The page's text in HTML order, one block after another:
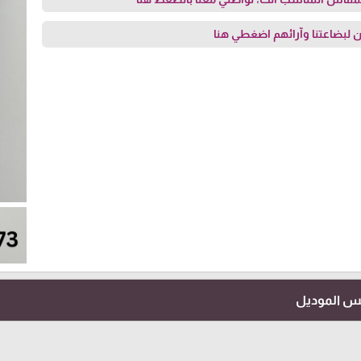
لبضاعتنا وآرائهم اضغطي هنا
الموديل